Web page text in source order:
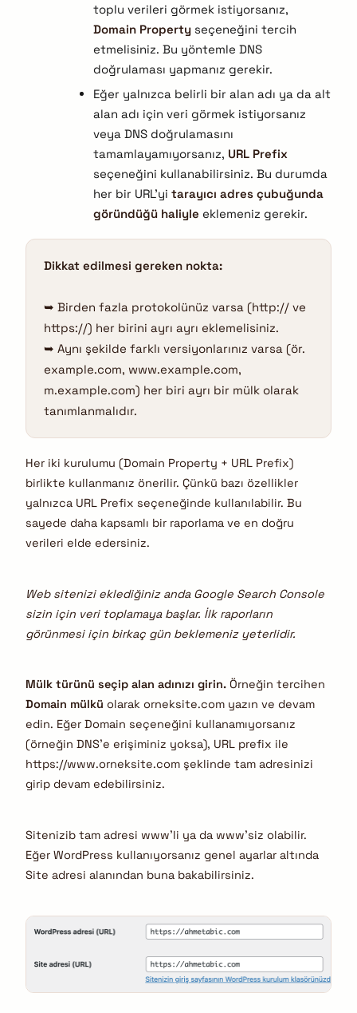
toplu verileri görmek istiyorsanız,
Domain Propertyseçeneğini tercih
etmelisiniz. Bu yöntemle DNS
doğrulaması yapmanız gerekir.
Eğer yalnızca belirli bir alan adı ya da alt
alan adı için veri görmek istiyorsanız
veya DNS doğrulamasını
tamamlayamıyorsanız, URL Prefix
seçeneğini kullanabilirsiniz. Bu durumda
her bir URL’yi tarayıcı adres çubuğunda
göründüğü haliyle eklemeniz gerekir.
Dikkat edilmesi gereken nokta:
➥ Birden fazla protokolünüz varsa (http:// ve
https://) her birini ayrı ayrı eklemelisiniz.
➥ Aynı şekilde farklı versiyonlarınız varsa (ör.
example.com, www.example.com,
m.example.com) her biri ayrı bir mülk olarak
tanımlanmalıdır.
Her iki kurulumu (Domain Property + URL Prefix)
birlikte kullanmanız önerilir. Çünkü bazı özellikler
yalnızca URL Prefix seçeneğinde kullanılabilir. Bu
sayede daha kapsamlı bir raporlama ve en doğru
verileri elde edersiniz.
Web sitenizi eklediğiniz anda Google Search Console
sizin için veri toplamaya başlar. İlk raporların
görünmesi için birkaç gün beklemeniz yeterlidir.
Mülk türünü seçip alan adınızı girin. Örneğin tercihen
Domain mülkü olarak orneksite.com yazın ve devam
edin. Eğer Domain seçeneğini kullanamıyorsanız
(örneğin DNS’e erişiminiz yoksa), URL prefix ile
https://www.orneksite.com şeklinde tam adresinizi
girip devam edebilirsiniz.
Sitenizib tam adresi www’li ya da www’siz olabilir.
Eğer WordPress kullanıyorsanız genel ayarlar altında
Site adresi alanından buna bakabilirsiniz.